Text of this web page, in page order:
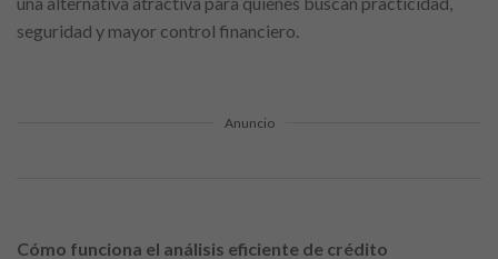
seguridad y mayor control financiero.
Anuncio
Cómo funciona el análisis eficiente de crédito